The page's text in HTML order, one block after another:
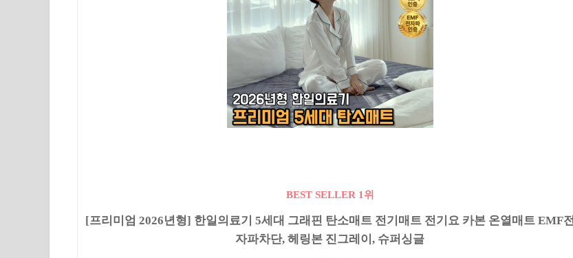
BEST SELLER 1위
[프리미엄 2026년형] 한일의료기 5세대 그래핀 탄소매트 전기매트 전기요 카본 온열매트 EMF전
자파차단, 헤링본 진그레이, 슈퍼싱글